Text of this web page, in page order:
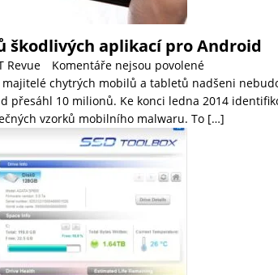
škodlivých aplikací pro Android
Revue
Komentáře nejsou povolené
chytrých mobilů a tabletů nadšeni
přesáhl 10 milionů. Ke konci ledna 2014
vzorků mobilního malwaru. To […]